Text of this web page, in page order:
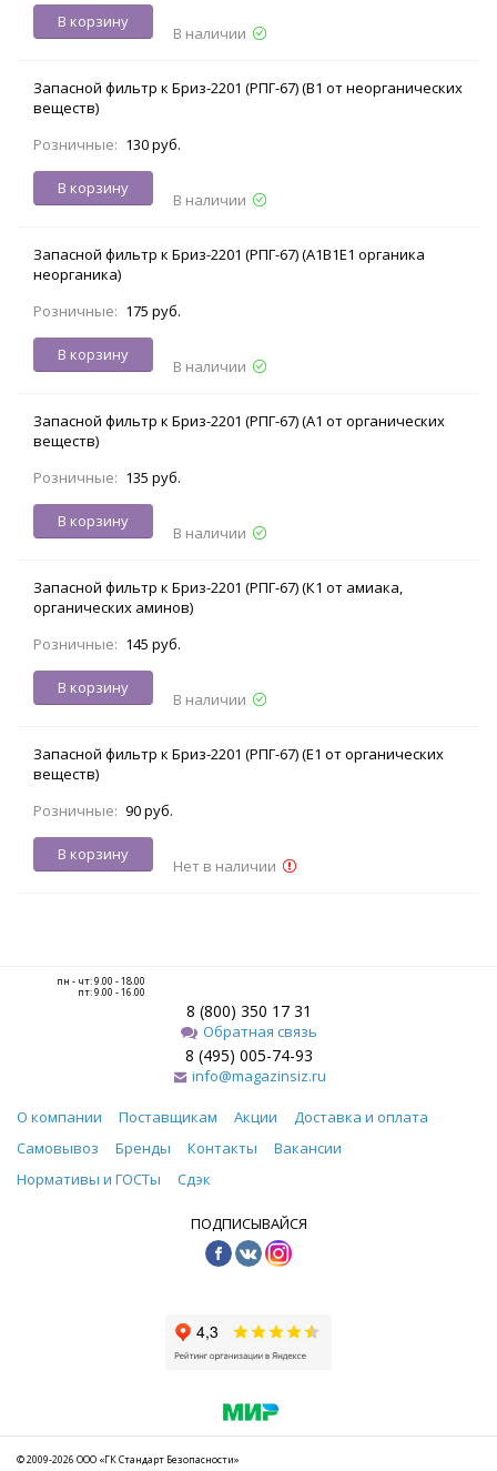
В корзину
В наличии
Запасной фильтр к Бриз-2201 (РПГ-67) (В1 от неорганических
веществ)
Розничные: 130 руб.
В корзину
В наличии
Запасной фильтр к Бриз-2201 (РПГ-67) (А1В1Е1 органика
неорганика)
Розничные: 175 руб.
В корзину
В наличии
Запасной фильтр к Бриз-2201 (РПГ-67) (А1 от органических
веществ)
Розничные: 135 руб.
В корзину
В наличии
Запасной фильтр к Бриз-2201 (РПГ-67) (К1 от амиака,
органических аминов)
Розничные: 145 руб.
В корзину
В наличии
Запасной фильтр к Бриз-2201 (РПГ-67) (Е1 от органических
веществ)
Розничные: 90 руб.
В корзину
Нет в наличии
пн - чт: 9.00 - 18.00
пт: 9.00 - 16.00
8 (800) 350 17 31
Обратная связь
8 (495) 005-74-93
info@magazinsiz.ru
О компании Поставщикам Акции
Доставка и оплата
Самовывоз
Бренды Контакты
Вакансии
Нормативы и ГОСТы
Сдэк
ПОДПИСЫВАЙСЯ
© 2009-2026 ООО «ГК Стандарт Безопасности»